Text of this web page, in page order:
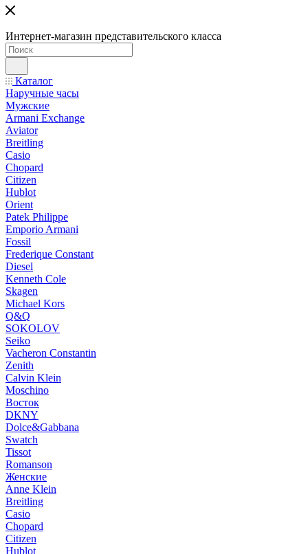
Интернет-магазин представительского класса
Каталог
Наручные часы
Мужские
Armani Exchange
Aviator
Breitling
Casio
Chopard
Citizen
Hublot
Orient
Patek Philippe
Emporio Armani
Fossil
Frederique Constant
Diesel
Kenneth Cole
Skagen
Michael Kors
Q&Q
SOKOLOV
Seiko
Vacheron Constantin
Zenith
Calvin Klein
Moschino
Восток
DKNY
Dolce&Gabbana
Swatch
Tissot
Romanson
Женские
Anne Klein
Breitling
Casio
Chopard
Citizen
Hublot